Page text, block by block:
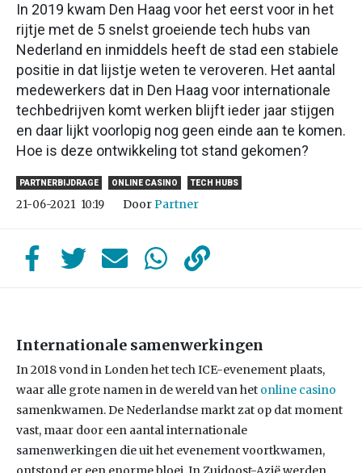
In 2019 kwam Den Haag voor het eerst voor in het
rijtje met de 5 snelst groeiende tech hubs van
Nederland en inmiddels heeft de stad een stabiele
positie in dat lijstje weten te veroveren. Het aantal
medewerkers dat in Den Haag voor internationale
techbedrijven komt werken blijft ieder jaar stijgen
en daar lijkt voorlopig nog geen einde aan te komen.
Hoe is deze ontwikkeling tot stand gekomen?
PARTNERBIJDRAGE ONLINE CASINO TECH HUBS
21-06-2021 10:19 DoorPartner
Internationale samenwerkingen
In 2018 vond in Londen het tech ICE-evenement plaats,
waar alle grote namen in de wereld van het online casino
samenkwamen. De Nederlandse markt zat op dat moment
vast, maar door een aantal internationale
samenwerkingen die uit het evenement voortkwamen,